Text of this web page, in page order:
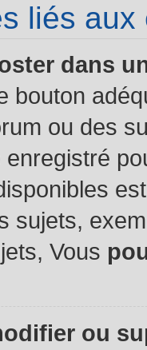
liés
dans
bouton
ou des
enregistré
sujets,
Vous
ou